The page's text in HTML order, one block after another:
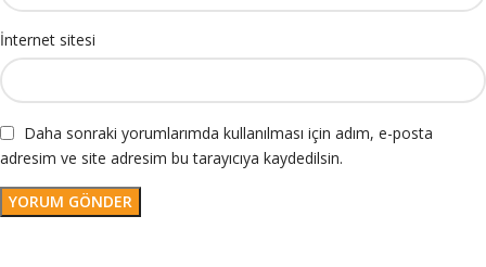
İnternet sitesi
Daha sonraki yorumlarımda kullanılması için adım, e-posta
adresim ve site adresim bu tarayıcıya kaydedilsin.